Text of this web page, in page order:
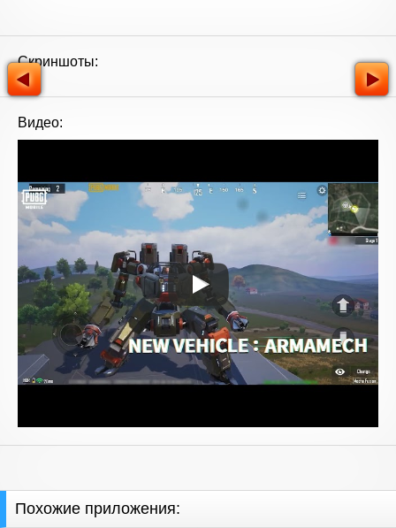
Скриншоты:
Видео:
Похожие приложения: